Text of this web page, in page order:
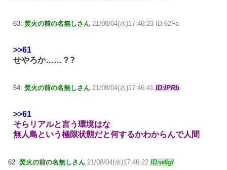
63: 焚火の前の名無しさん 21/08/04(水)17:46:23 ID:62Fa
>>61
せやろか……？?
64: 焚火の前の名無しさん 21/08/04(水)17:46:41 ID:IPRb
>>61
そらリアルと言う環境はな
無人島という極限状態だと何するかわからんで人間
62: 焚火の前の名無しさん 21/08/04(水)17:46:22 ID:w6gI